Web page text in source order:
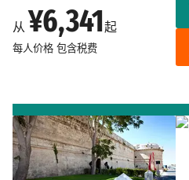
从 ¥6,341起
每人价格 包含税费